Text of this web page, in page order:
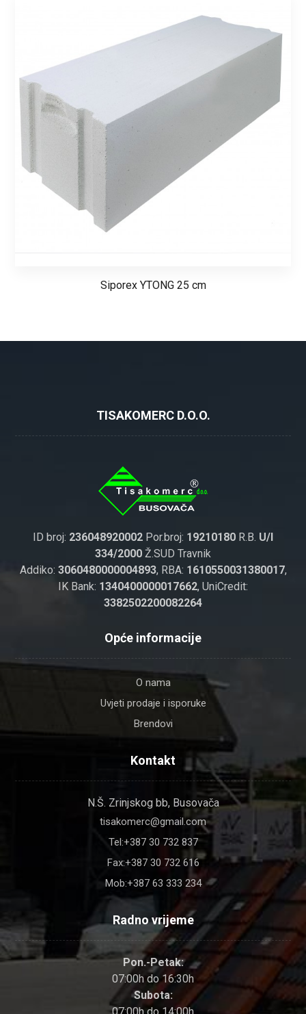
Siporex YTONG 25 cm
TISAKOMERC D.O.O.
ID broj: 236048920002 Por.broj: 19210180 R.B. U/I
334/2000 Ž.SUD Travnik
Addiko: 3060480000004893, RBA: 1610550031380017,
IK Bank: 1340400000017662, UniCredit:
3382502200082264
Opće informacije
O nama
Uvjeti prodaje i isporuke
Brendovi
Kontakt
N.Š. Zrinjskog bb, Busovača
tisakomerc@gmail.com
Tel:+387 30 732 837
Fax:+387 30 732 616
Mob:+387 63 333 234
Radno vrijeme
Pon.-Petak:
07:00h do 16:30h
Subota: